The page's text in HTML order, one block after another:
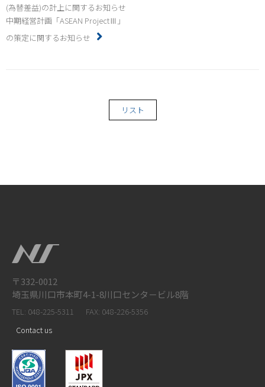
(為替差益)の計上に関するお知らせ
中期経営計画「ASEAN ProjectⅢ」
の策定に関するお知らせ
リスト
〒332-0012
埼玉県川口市本町4-1-8川口センタ－ビル8階
TEL: 048-225-5311
FAX: 048-226-5356
Contact us